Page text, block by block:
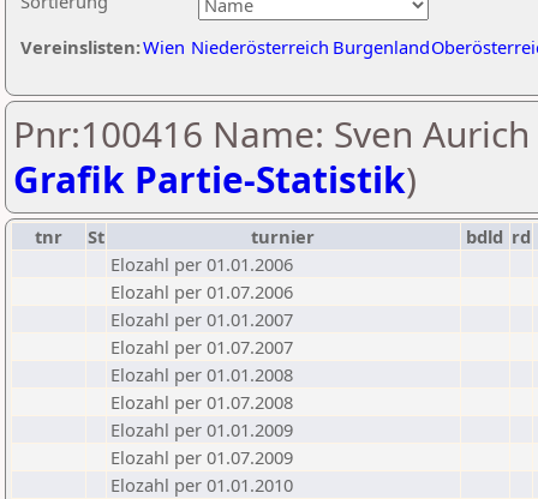
Vereinslisten:Wien Niederösterreich Burgenland
Pnr:100416 Name: Sven Aurich
Grafik Partie-Statistik)
tnr St turnier bdld rd
Elozahl per 01.01.2006
Elozahl per 01.07.2006
Elozahl per 01.01.2007
Elozahl per 01.07.2007
Elozahl per 01.01.2008
Elozahl per 01.07.2008
Elozahl per 01.01.2009
Elozahl per 01.07.2009
Elozahl per 01.01.2010